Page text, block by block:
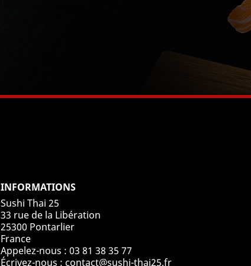
INFORMATIONS
Sushi Thai 25
33 rue de la Libération
25300 Pontarlier
France
Appelez-nous : 03 81 38 35 77
Écrivez-nous : contact@sushi-thai25.fr